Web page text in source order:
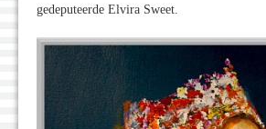
gedeputeerde Elvira Sweet.